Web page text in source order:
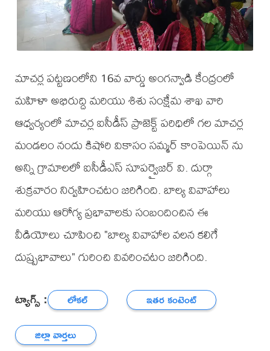
మాచర్ల పట్టణంలోని 16వ వార్డు అంగన్వాడి కేంద్రంలో
మహిళా అభిరుద్ది మరియు శిశు సంక్షేమ శాఖ వారి
ఆధ్వర్యంలో మాచర్ల ఐసీడీస్ ప్రాజెక్ట్ పరిధిలో గల మాచర్ల
మండలం నందు కిషోరి వికాసం సమ్మర్ కాంపెయిన్ ను
అన్ని గ్రామాలలో ఐసీడీఎస్ సూపర్వైజర్ వి. దుర్గా
శుక్రవారం నిర్వహించటం జరిగింది. బాల్య వివాహాలు
మరియు ఆరోగ్య ప్రభావాలకు సంబందించిన ఈ
వీడియోలు చూపించి "బాల్య వివాహాల వలన కలిగే
దుష్ప్రభావాలు" గురించి వివరించటం జరిగింది.
ట్యాగ్స్ : లోకల్
ఇతర కంటెంట్
జిల్లా వార్తలు